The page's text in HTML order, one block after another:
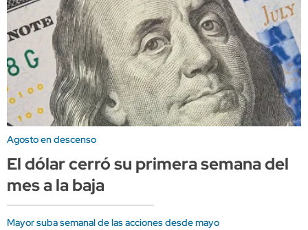
Agosto en descenso
El dólar cerró su primera semana del
mes a la baja
Mayor suba semanal de las acciones desde mayo